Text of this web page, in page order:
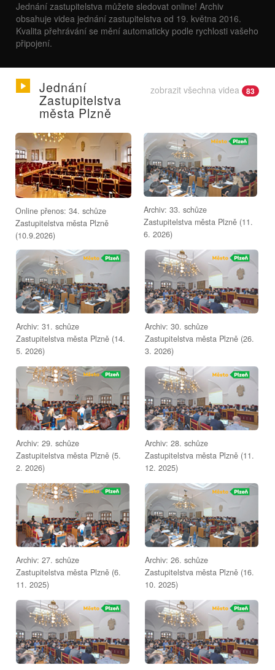
Jednání zastupitelstva můžete sledovat online! Archiv
obsahuje videa jednání zastupitelstva od 19. května 2016.
Kvalita přehrávání se mění automaticky podle rychlosti vašeho
připojení.
zobrazit všechna videa 83
Jednání
Zastupitelstva
města Plzně
Online přenos: 34. schůze
Zastupitelstva města Plzně
(10.9.2026)
Archiv: 33. schůze
Zastupitelstva města Plzně (11.
6. 2026)
Archiv: 31. schůze
Zastupitelstva města Plzně (14.
5. 2026)
Archiv: 30. schůze
Zastupitelstva města Plzně (26.
3. 2026)
Archiv: 29. schůze
Zastupitelstva města Plzně (5.
2. 2026)
Archiv: 28. schůze
Zastupitelstva města Plzně (11.
12. 2025)
Archiv: 27. schůze
Zastupitelstva města Plzně (6.
11. 2025)
Archiv: 26. schůze
Zastupitelstva města Plzně (16.
10. 2025)